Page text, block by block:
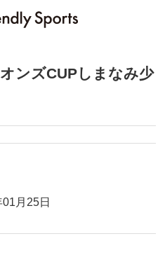
ンズCUPしまなみ少
月25日